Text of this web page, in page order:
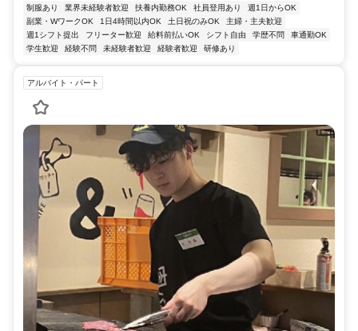
制服あり 業界未経験者歓迎 扶養内勤務OK 社員登用あり
週1日からOK
副業・WワークOK
1日4時間以内OK 土日祝のみOK
主婦・主夫歓迎
週1シフト提出
フリーター歓迎 給料前払いOK シフト自由 学歴不問
車通勤OK
学生歓迎
経験不問 未経験者歓迎 経験者歓迎 研修あり
アルバイト・パート